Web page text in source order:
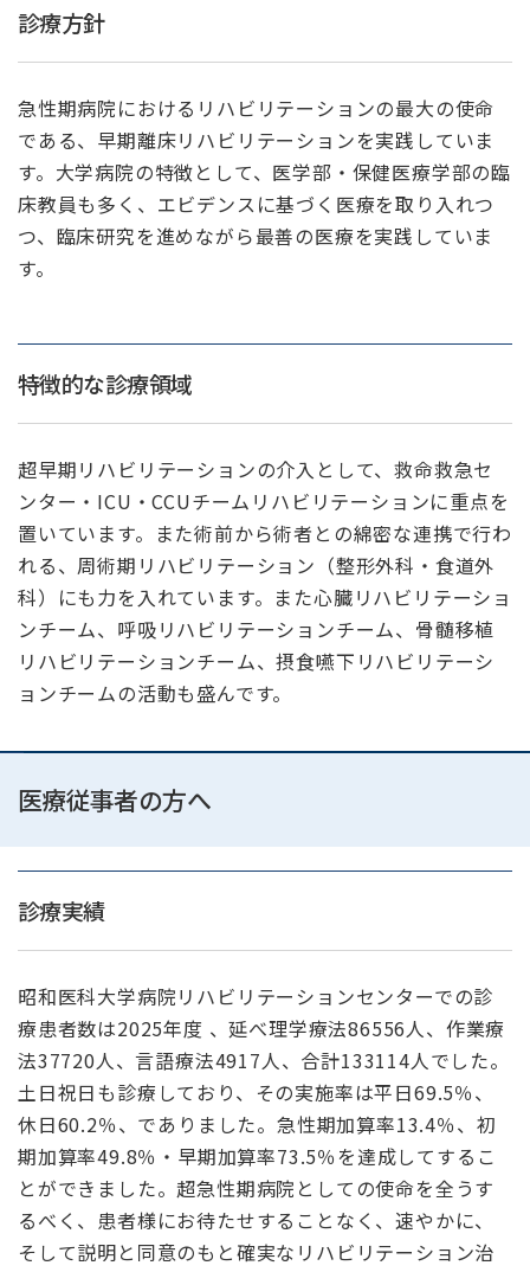
診療方針
急性期病院におけるリハビリテーションの最大の使命
である、早期離床リハビリテーションを実践していま
す。大学病院の特徴として、医学部・保健医療学部の臨
床教員も多く、エビデンスに基づく医療を取り入れつ
つ、臨床研究を進めながら最善の医療を実践していま
す。
特徴的な診療領域
超早期リハビリテーションの介入として、救命救急セ
ンター・ICU・CCUチームリハビリテーションに重点を
置いています。また術前から術者との綿密な連携で行わ
れる、周術期リハビリテーション（整形外科・食道外
科）にも力を入れています。また心臓リハビリテーショ
ンチーム、呼吸リハビリテーションチーム、骨髄移植
リハビリテーションチーム、摂食嚥下リハビリテーシ
ョンチームの活動も盛んです。
医療従事者の方へ
診療実績
昭和医科大学病院リハビリテーションセンターでの診
療患者数は2025年度 、延べ理学療法86556人、作業療
法37720人、言語療法4917人、合計133114人でした。
土日祝日も診療しており、その実施率は平日69.5％、
休日60.2％、でありました。急性期加算率13.4％、初
期加算率49.8％・早期加算率73.5％を達成してするこ
とができました。超急性期病院としての使命を全うす
るべく、患者様にお待たせすることなく、速やかに、
そして説明と同意のもと確実なリハビリテーション治